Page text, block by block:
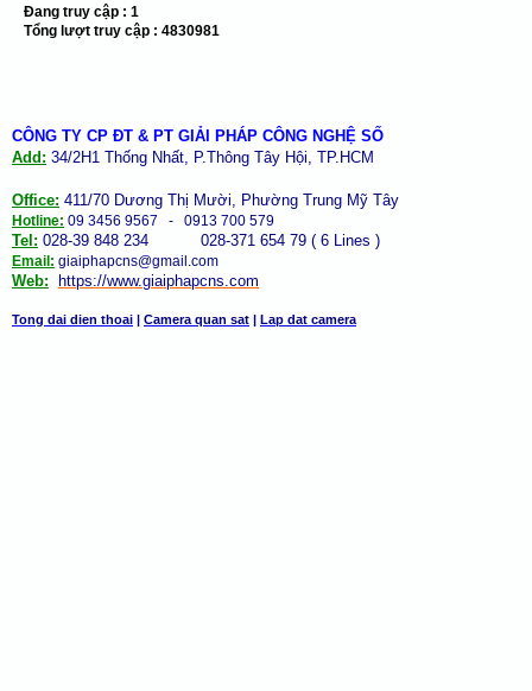
Đang truy cập : 1
Tổng lượt truy cập : 4830981
CÔNG TY CP ĐT & PT GIẢI PHÁP CÔNG NGHỆ SỐ
Add: 34/2H1 Thống Nhất, P.Thông Tây Hội, TP.HCM
Office: 411/70 Dương Thị Mười, Phường Trung Mỹ Tây
Hotline: 09 3456 9567 - 0913 700 579
Tel: 028-39 848 234 028-371 654 79 ( 6 Lines )
Email: giaiphapcns@gmail.com
Web: https://www.giaiphapcns.com
Tong dai dien thoai | Camera quan sat | Lap dat camera